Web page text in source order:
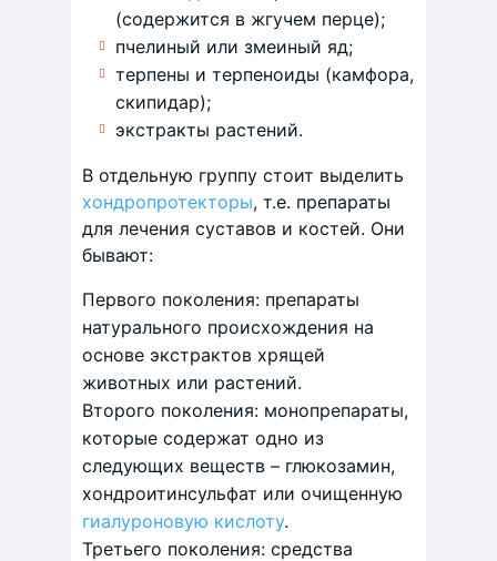
(содержится в жгучем перце);
пчелиный или змеиный яд;
терпены и терпеноиды (камфора,
скипидар);
экстракты растений.
В отдельную группу стоит выделить
хондропротекторы, т.е. препараты
для лечения суставов и костей. Они
бывают:
Первого поколения: препараты
натурального происхождения на
основе экстрактов хрящей
животных или растений.
Второго поколения: монопрепараты,
которые содержат одно из
следующих веществ – глюкозамин,
хондроитинсульфат или очищенную
гиалуроновую кислоту.
Третьего поколения: средства